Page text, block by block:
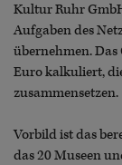
Kultur Ruhr
Aufgaben des
übernehmen. Das
Euro kalkuliert,
zusammensetzen.
Vorbild ist das
das 20 Museen